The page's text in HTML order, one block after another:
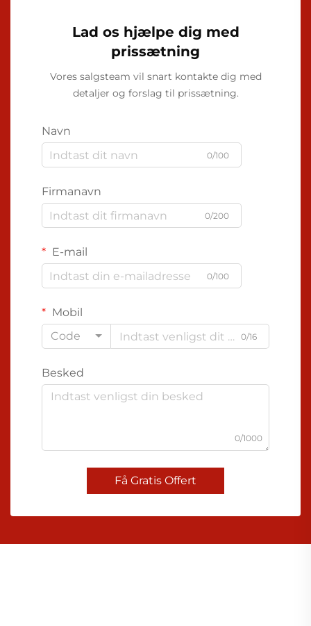
Lad os hjælpe dig med
prissætning
Vores salgsteam vil snart kontakte dig med
detaljer og forslag til prissætning.
Navn
0/100
Firmanavn
0/200
E-mail
0/100
Mobil
Code
0/16
Besked
0/1000
Få Gratis Offert